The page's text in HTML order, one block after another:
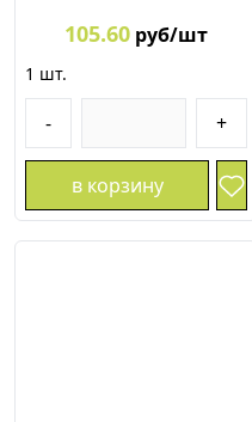
105.60 руб/шт
1 шт.
- +
в корзину